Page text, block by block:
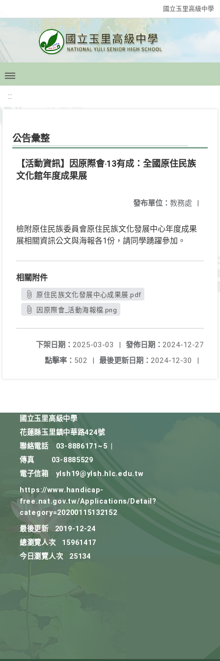
國立玉里高級中學
:::
公告彙整
【活動資訊】因原際會‧13有成：全國原住民族
文化館年度成果展
發布單位： 教務處 |
檢附原住民族委員會原住民族文化發展中心年度成果
展相關資訊公文與海報各1份，請同學踴躍參加。
相關附件
原住民族文化發展中心成果展.pdf
因原際會_活動海報檔.png
發佈日期： 2024-12-27
下架日期： 2025-03-03
|
最後更新日期： 2024-12-30 |
點擊率： 502 |
國立玉里高級中學
花蓮縣玉里鎮中華路424號
聯絡電話
03-8886171~5
傳真
03-8885529
電子信箱
ylsh19@ylsh.hlc.edu.tw
https://www.handicap-
free.nat.gov.tw/Applications/Detail?
category=20200115132152
最後更新
2019-12-24
總瀏覽人次
15961417
今日瀏覽人次
25134